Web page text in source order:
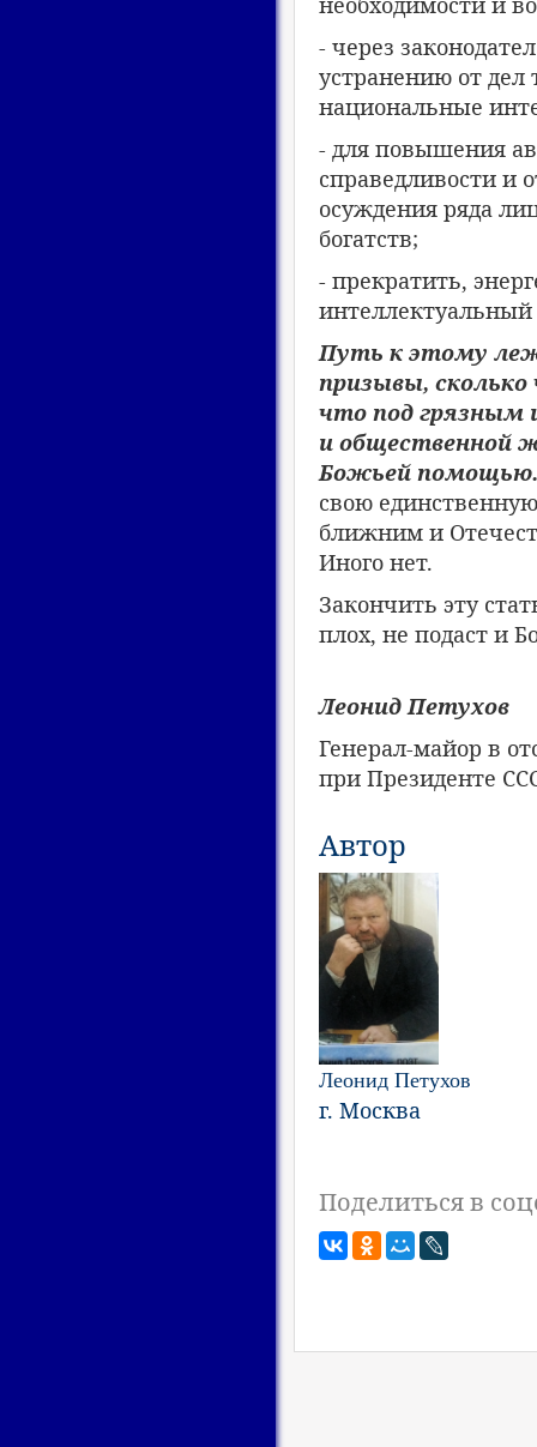
- через
устранению от
национальные
- для повышения
справедливости и
осуждения ряда
богатств;
- прекратить,
Путь к этому
призывы, сколько
что под грязным
и общественной
Божьей помощью.
свою
ближним и
Иного нет.
Закончить эту
плох, не подаст и
Леонид Петухов
Генерал-майор в
при Президенте
Автор
Леонид Петухов
г. Москва
Поделиться в